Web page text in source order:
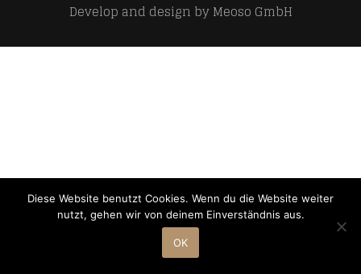
Develop and design byMeoso GmbH
Diese Website benutzt Cookies. Wenn du die Website weiter
nutzt, gehen wir von deinem Einverständnis aus.
OK